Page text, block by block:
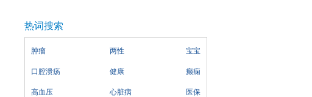
热词搜索
肿瘤 两性 宝宝
口腔溃疡 健康 癫痫
高血压 心脏病 医保